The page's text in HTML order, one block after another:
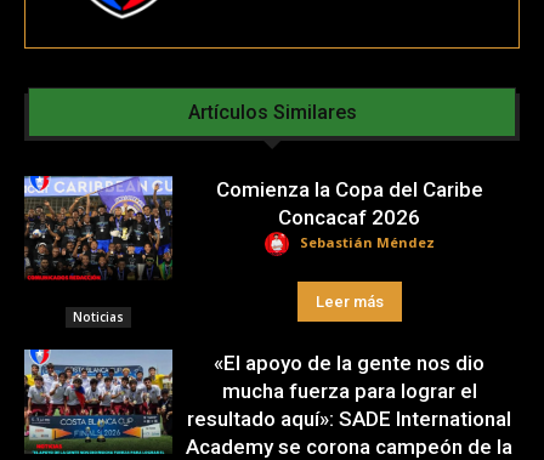
Artículos Similares
Noticias
Comienza la Copa del Caribe
Concacaf 2026
Sebastián Méndez
Leer más
«El apoyo de la gente nos dio
mucha fuerza para lograr el
resultado aquí»: SADE International
Academy se corona campeón de la